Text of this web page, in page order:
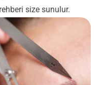
size sunulur.